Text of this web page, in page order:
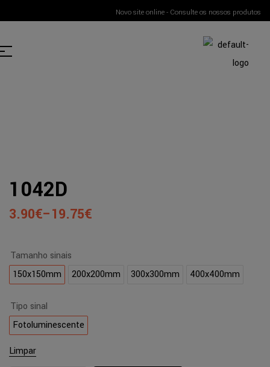
Novo site online - Consulte os nossos produtos
1042D
3.90€–19.75€
Tamanho sinais
150x150mm
200x200mm 300x300mm 400x400mm
Tipo sinal
Fotoluminescente
Limpar